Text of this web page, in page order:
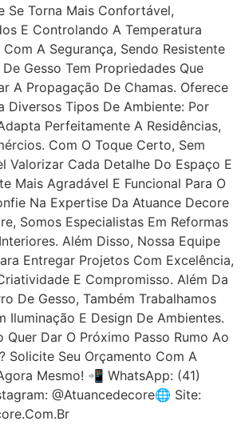
Se Torna Mais Confortável,
E Controlando A Temperatura
A Segurança, Sendo Resistente
Gesso Tem Propriedades Que
A Propagação De Chamas. Oferece
Diversos Tipos De Ambiente: Por
Perfeitamente A Residências,
Com O Toque Certo, Sem
Valorizar Cada Detalhe Do Espaço E
Mais Agradável E Funcional Para O
Na Expertise Da Atuance Decore
Somos Especialistas Em Reformas
Além Disso, Nossa Equipe
Entregar Projetos Com Excelência,
E Compromisso. Além Da
De Gesso, Também Trabalhamos
Iluminação E Design De Ambientes.
Quer Dar O Próximo Passo Rumo Ao
Solicite Seu Orçamento Com A
Mesmo! 📲 WhatsApp: (41)
@atuancedecore🌐 Site: